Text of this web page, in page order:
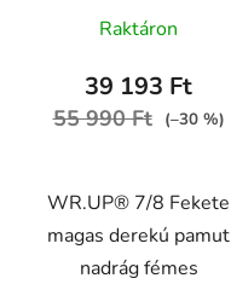
szegecsekkel
RE(MOVE)
Raktáron
39 193 Ft
55 990 Ft (–30 %)
WR.UP® 7/8 Fekete
magas derekú pamut
nadrág fémes